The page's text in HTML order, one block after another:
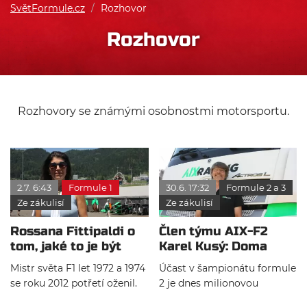
SvětFormule.cz / Rozhovor
Rozhovor
Rozhovory se známými osobnostmi motorsportu.
2.7. 6:43
Formule 1
Ze zákulisí
Rossana Fittipaldi o
tom, jaké to je být
ženou legendy a
matkou závodníka
Mistr světa F1 let 1972 a 1974
se roku 2012 potřetí oženil.
30.6. 17:32
Formule 2 a 3
Ze zákulisí
Člen týmu AIX-F2
Karel Kusý: Doma
nejsem celé měsíce…
Účast v šampionátu formule
2 je dnes milionovou